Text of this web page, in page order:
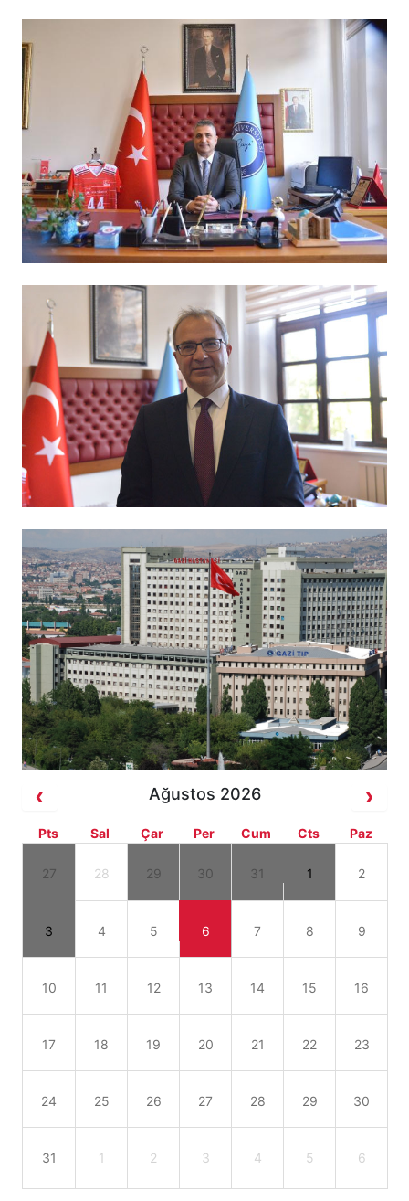
Ağustos 2026
Pts Sal Çar Per Cum Cts Paz
27 28 29 30 31 1 2
3 4 5 6 7 8 9
10 11 12 13 14 15 16
17 18 19 20 21 22 23
24 25 26 27 28 29 30
31 1 2 3 4 5 6